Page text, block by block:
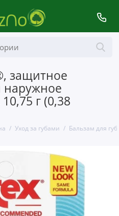
защитное
наружное
г (0,38
Уход за губами Бальзам для губ